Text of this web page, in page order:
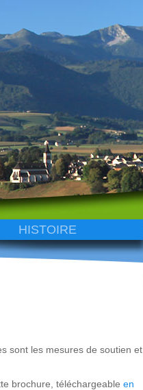
HISTOIRE
sont les mesures de soutien et
brochure, téléchargeable en